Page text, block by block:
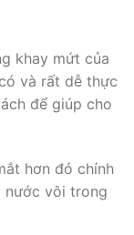
khay mứt của
và rất dễ thực
để giúp cho
hơn đó chính
nước vôi trong